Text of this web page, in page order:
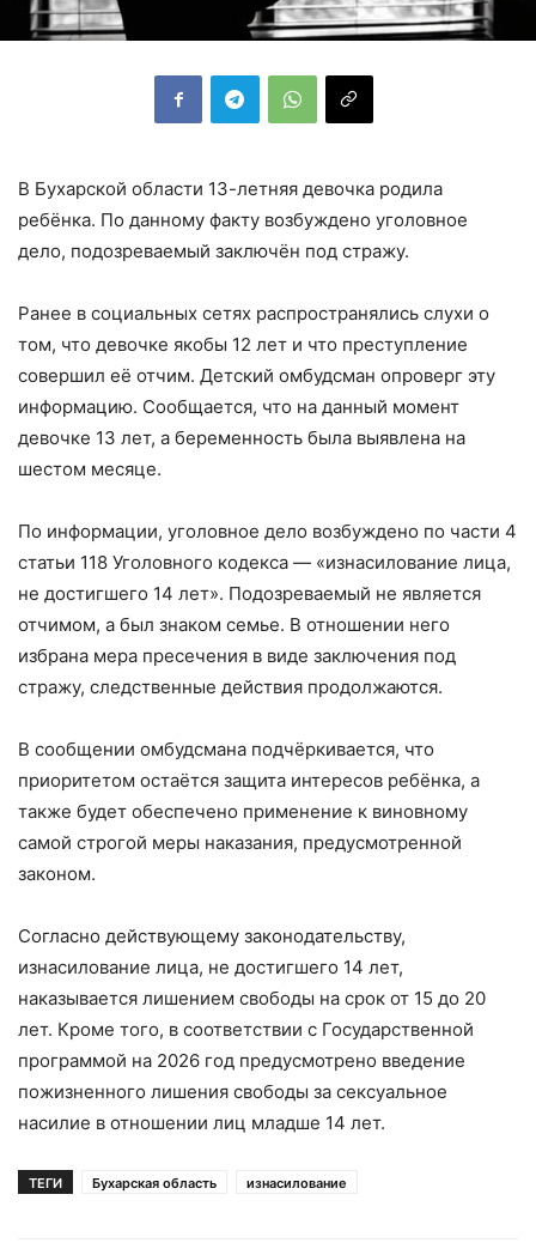
В Бухарской области 13-летняя девочка родила
ребёнка. По данному факту возбуждено уголовное
дело, подозреваемый заключён под стражу.
Ранее в социальных сетях распространялись слухи о
том, что девочке якобы 12 лет и что преступление
совершил её отчим. Детский омбудсман опроверг эту
информацию. Сообщается, что на данный момент
девочке 13 лет, а беременность была выявлена на
шестом месяце.
По информации, уголовное дело возбуждено по части 4
статьи 118 Уголовного кодекса — «изнасилование лица,
не достигшего 14 лет». Подозреваемый не является
отчимом, а был знаком семье. В отношении него
избрана мера пресечения в виде заключения под
стражу, следственные действия продолжаются.
В сообщении омбудсмана подчёркивается, что
приоритетом остаётся защита интересов ребёнка, а
также будет обеспечено применение к виновному
самой строгой меры наказания, предусмотренной
законом.
Согласно действующему законодательству,
изнасилование лица, не достигшего 14 лет,
наказывается лишением свободы на срок от 15 до 20
лет. Кроме того, в соответствии с Государственной
программой на 2026 год предусмотрено введение
пожизненного лишения свободы за сексуальное
насилие в отношении лиц младше 14 лет.
ТЕГИ Бухарская область изнасилование